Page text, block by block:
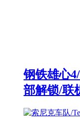
钢铁雄心
部解锁/联